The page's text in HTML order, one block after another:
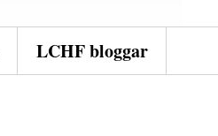
LCHF bloggar